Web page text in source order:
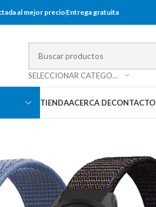
al mejor precio Entrega gratuita
SELECCIONAR CATEGORÍA
TIENDAACERCA DECONTACTO